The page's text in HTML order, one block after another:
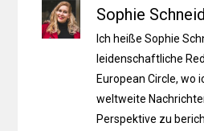
Sophie
Ich heiße Sophie
leidenschaftliche
European Circle, wo
weltweite
Perspektive zu